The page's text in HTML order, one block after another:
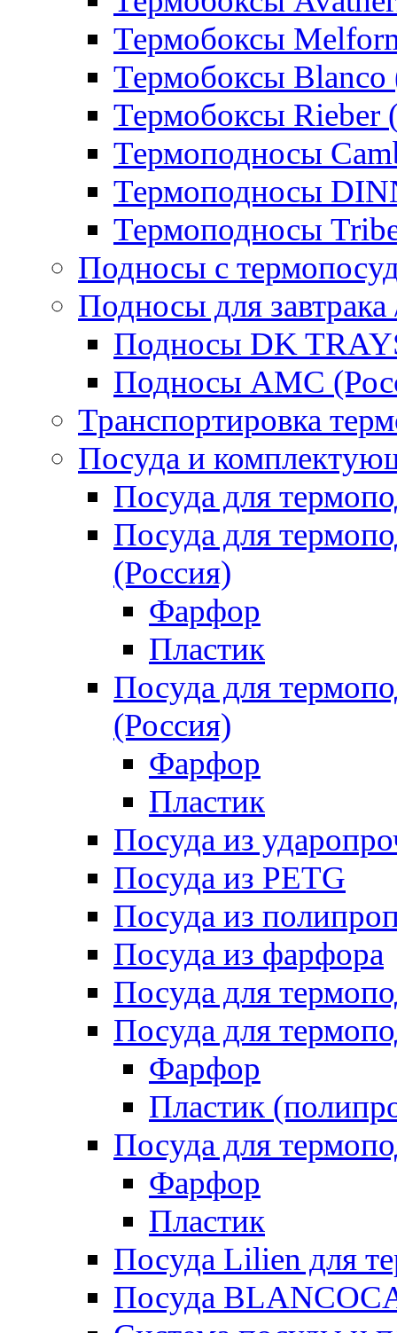
Термобоксы
Термобоксы Blanco
Термобоксы Rieber
Термоподносы
Термоподносы
Термоподносы
Подносы с
Подносы для завтрака
Подносы DK
Подносы AMC
Транспортировка
Посуда и
Посуда для
Посуда для
(Россия)
Фарфор
Пластик
Посуда для
(Россия)
Фарфор
Пластик
Посуда из
Посуда из PETG
Посуда из
Посуда из фарфора
Посуда для
Посуда для
Фарфор
Пластик
Посуда для
Фарфор
Пластик
Посуда Lilien для
Посуда